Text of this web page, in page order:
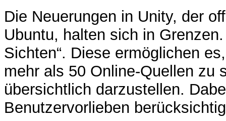
Die Neuerungen in Unity, der
Ubuntu, halten sich in
Sichten“. Diese ermöglichen
mehr als 50 Online-Quellen zu
übersichtlich darzustellen.
Benutzervorlieben